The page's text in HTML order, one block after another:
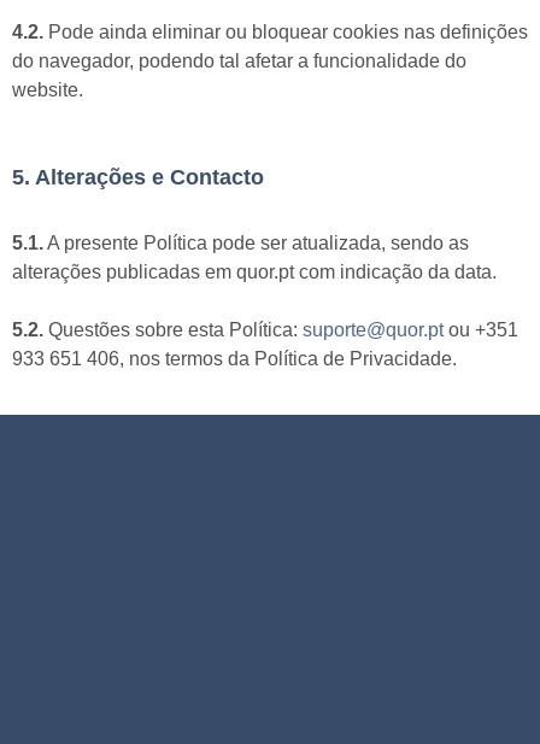
4.2. Pode ainda eliminar ou bloquear cookies nas definições
do navegador, podendo tal afetar a funcionalidade do
website.
5. Alterações e Contacto
5.1.A presente Política pode ser atualizada, sendo as
alterações publicadas em quor.pt com indicação da data.
5.2. Questões sobre esta Política: suporte@quor.ptou +351
933 651 406, nos termos da Política de Privacidade.